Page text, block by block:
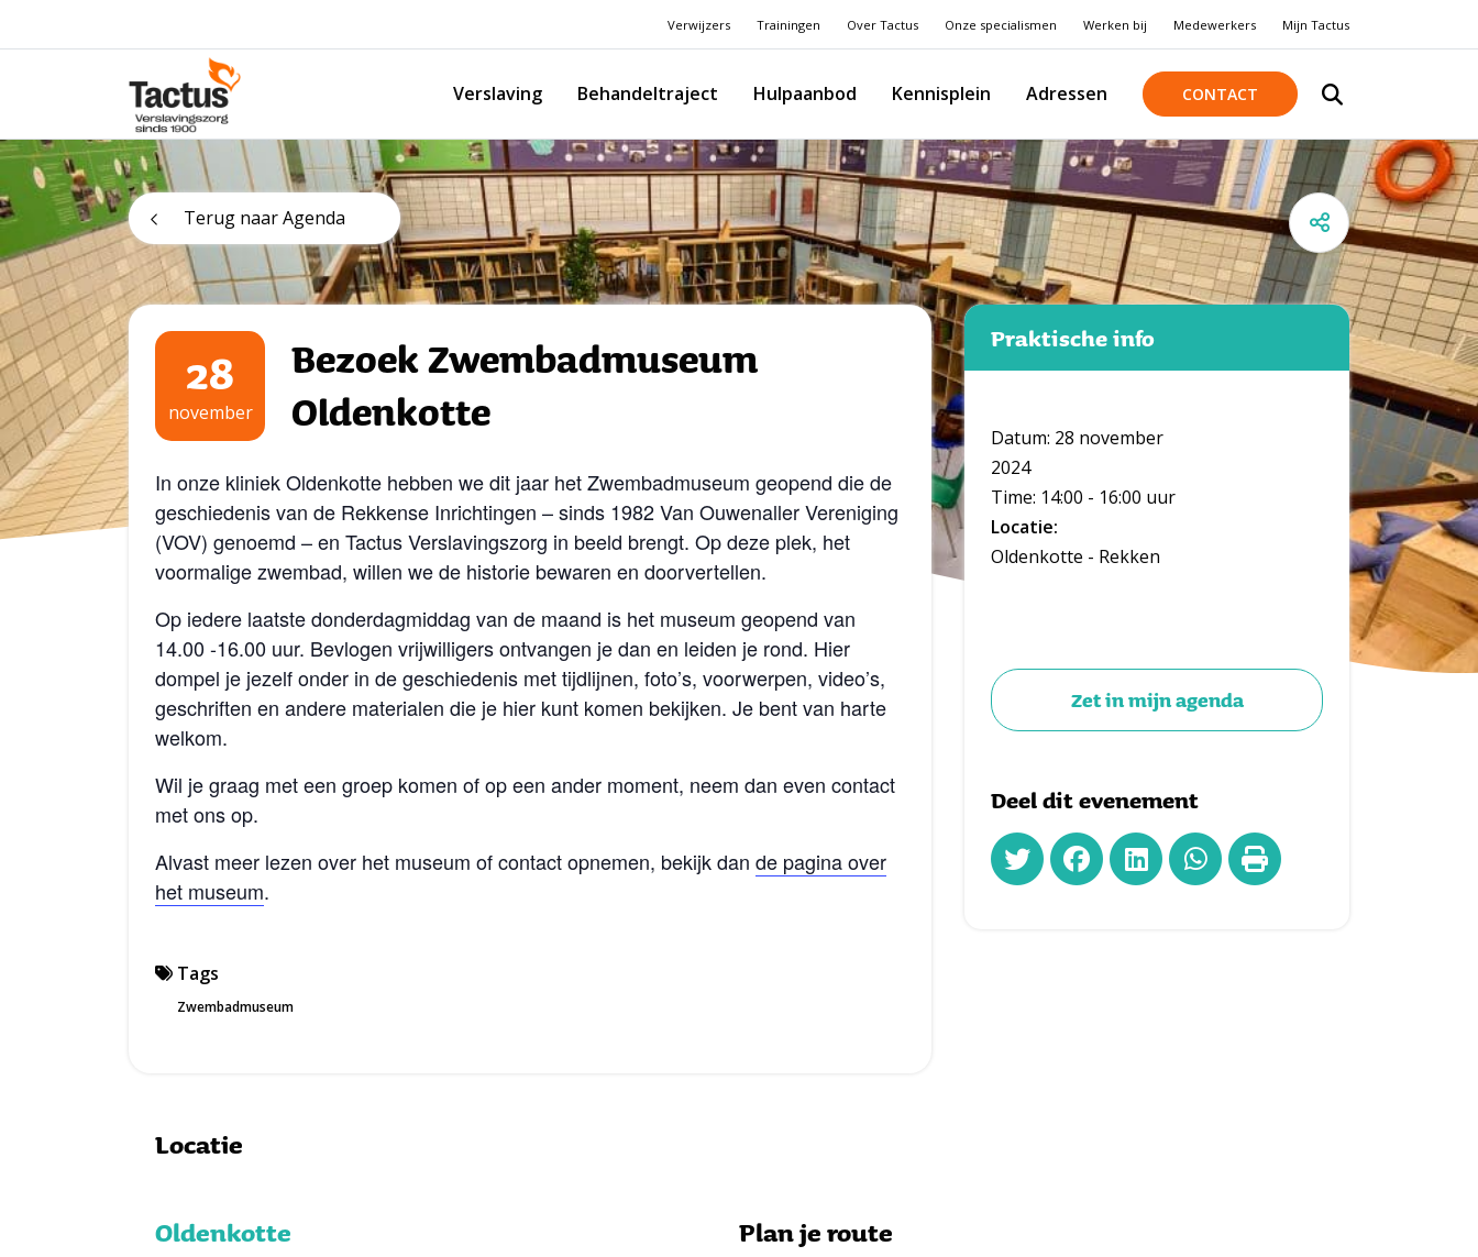
Verwijzers Trainingen Over Tactus Onze specialismen Werken bij Medewerkers Mijn Tactus
Tactus Verslavingszorg
Verslaving Behandeltraject Hulpaanbod Kennisplein Adressen CONTACT
Terug naar Agenda
28
november
Bezoek Zwembadmuseum
Oldenkotte
In onze kliniek Oldenkotte hebben we dit jaar het Zwembadmuseum geopend die de
geschiedenis van de Rekkense Inrichtingen – sinds 1982 Van OuwenallerVereniging
(VOV) genoemd – en Tactus Verslavingszorg in beeld brengt. Op deze plek, het
voormalige zwembad, willen we de historie bewaren en doorvertellen.
Op iedere laatste donderdagmiddag van de maand is het museum geopend van
14.00 -16.00 uur. Bevlogen vrijwilligers ontvangen je dan en leiden je rond. Hier
dompel je jezelf onder in de geschiedenis met tijdlijnen, foto’s, voorwerpen, video’s,
geschriften en andere materialen die je hier kunt komen bekijken. Je bent van harte
welkom.
Wil je graag met een groep komen of op een ander moment, neem dan even contact
met ons op.
Alvast meer lezen over het museum of contact opnemen, bekijk dan de pagina over
het museum.
Tags
Zwembadmuseum
Praktische info
Datum: 28 november
2024
Time: 14:00 - 16:00 uur
Locatie:
Oldenkotte - Rekken
Zet in mijn agenda
Deel dit evenement
Locatie
Oldenkotte Plan je route